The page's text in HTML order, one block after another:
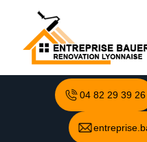
04 82 29 39 26